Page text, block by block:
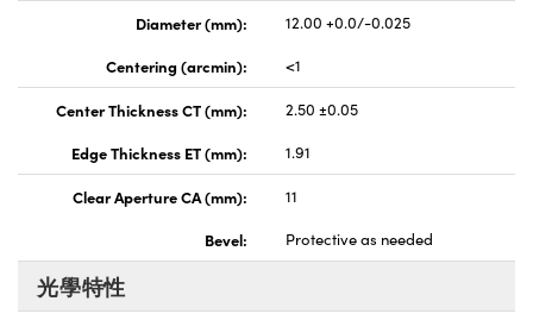
Diameter (mm):
12.00 +0.0/-0.025
Centering (arcmin):
<1
Center Thickness CT (mm):
2.50 ±0.05
Edge Thickness ET (mm):
1.91
Clear Aperture CA (mm):
11
Bevel:
Protective as needed
光學特性